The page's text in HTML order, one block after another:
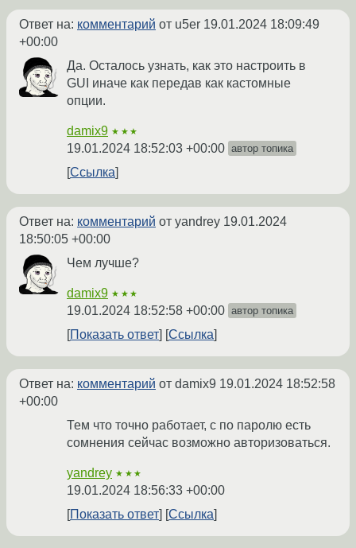
Ответ на: комментарий от u5er 19.01.2024 18:09:49
+00:00
Да. Осталось узнать, как это настроить в
GUI иначе как передав как кастомные
опции.
damix9 ★★★
19.01.2024 18:52:03 +00:00 автор топика
Ссылка
Ответ на: комментарий от yandrey 19.01.2024
18:50:05 +00:00
Чем лучше?
damix9 ★★★
19.01.2024 18:52:58 +00:00 автор топика
Показать ответ Ссылка
Ответ на: комментарий от damix9 19.01.2024 18:52:58
+00:00
Тем что точно работает, с по паролю есть
сомнения сейчас возможно авторизоваться.
yandrey ★★★
19.01.2024 18:56:33 +00:00
Показать ответ
Ссылка